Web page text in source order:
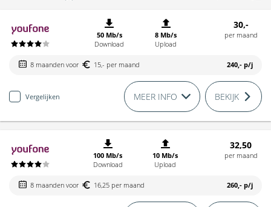
50 Mb/s
Download
8 Mb/s
Upload
30,-
per maand
8 maanden voor 15,- per maand 240,- p/j
Vergelijken MEER INFO BEKIJK
100 Mb/s
Download
10 Mb/s
Upload
32,50
per maand
8 maanden voor 16,25 per maand 260,- p/j